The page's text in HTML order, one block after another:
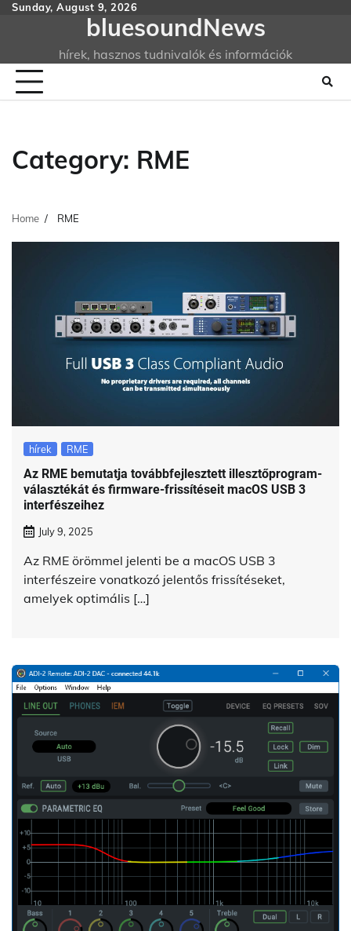
SkipSunday, August 9, 2026
bluesoundNews
hírek, hasznos tudnivalók és információk
Category: RME
Home RME
hírek RME
Az RME bemutatja továbbfejlesztett illesztőprogram-
választékát és firmware-frissítéseit macOS USB 3
interfészeihez
July 9, 2025
Az RME örömmel jelenti be a macOS USB 3
interfészeire vonatkozó jelentős frissítéseket,
amelyek optimális […]